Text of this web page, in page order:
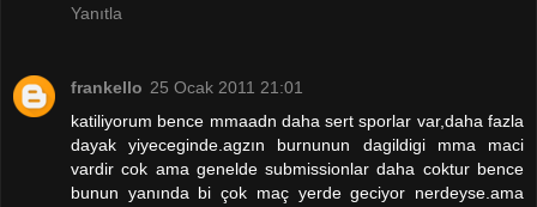
Yanıtla
frankello 25 Ocak 2011 21:01
katiliyorum bence mmaadn daha sert sporlar var,daha fazla
dayak yiyeceginde.agzın burnunun dagildigi mma maci
vardir cok ama genelde submissionlar daha coktur bence
bunun yanında bi çok maç yerde geciyor nerdeyse.ama